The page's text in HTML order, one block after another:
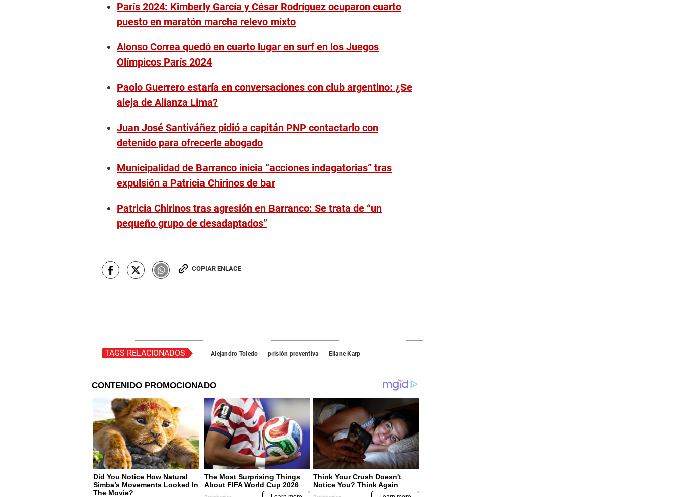
París 2024: Kimberly García y César Rodríguez ocuparon cuarto
puesto en maratón marcha relevo mixto
Alonso Correa quedó en cuarto lugar en surf en los Juegos
Olímpicos París 2024
Paolo Guerrero estaría en conversaciones con club argentino: ¿Se
aleja de Alianza Lima?
Juan José Santiváñez pidió a capitán PNP contactarlo con
detenido para ofrecerle abogado
Municipalidad de Barranco inicia “acciones indagatorias” tras
expulsión a Patricia Chirinos de bar
Patricia Chirinos tras agresión en Barranco: Se trata de “un
pequeño grupo de desadaptados”
COPIAR ENLACE
TAGS RELACIONADOS Alejandro Toledo prisión preventiva Eliane Karp